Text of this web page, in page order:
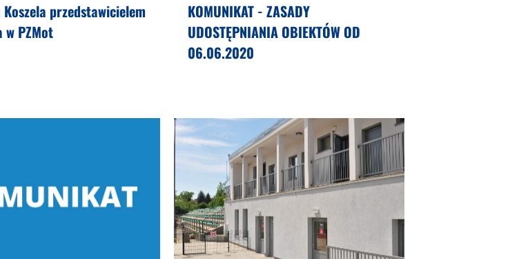
przedstawicielem
w PZMot
KOMUNIKAT - ZASADY
UDOSTĘPNIANIA OBIEKTÓW OD
06.06.2020